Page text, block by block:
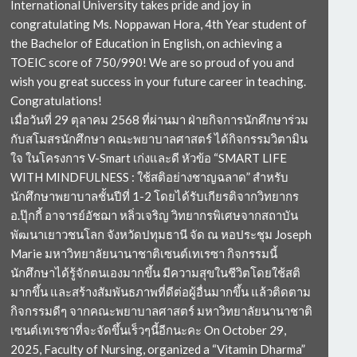
International University takes pride and joy in
congratulating Ms. Noppawan Hora, 4th Year student of
the Bachelor of Education in English, on achieving a
TOEIC score of 750/990! We are so proud of you and
wish you great success in your future career in teaching.
Congratulations!
เมื่อวันที่ 29 ตุลาคม 2568 ที่ผ่านมา ฝ่ายกิจการนักศึกษาร่วม
กับสโมสรนักศึกษา คณะพยาบาลศาสตร์ ได้กิจกรรมวิตามิน
ใจ ในโครงการ V-Smart เก่งและดี หัวข้อ “SMART LIFE
WITH MINDFULNESS : ใช้สติอย่างชาญฉลาด” สำหรับ
นักศึกษาพยาบาลชั้นปีที่ 1-2 โดยได้รับเกียรติจากวิทยากร
อ.ปุ๊กกี้ อาจารย์อัชฌา หลิ่วเจริญ วิทยากรพิเศษจากสถาบัน
พัฒนาเยาวชนโลก จังหวัดปทุมธานี จัด ณ หอประชุม Joseph
Marie มหาวิทยาลัยนานาชาติเซนต์เทเรซา กิจกรรมนี้
นักศึกษาได้รู้จักตนเองมากขึ้น มีความสุขในชีวิตโดยใช้สติ
มากขึ้น และสร้างสัมพันธภาพที่ดีต่อผู้อื่นมากขึ้น แล้วติดตาม
กิจกรรมดีๆ จากคณะพยาบาลศาสตร์ มหาวิทยาลัยนานาชาติ
เซนต์เทเรซาที่จะจัดขึ้นเร็วๆนี้อีกนะคะ On October 29,
2025, Faculty of Nursing, organized a “Vitamin Dharma”